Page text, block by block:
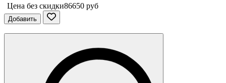
Цена без скидки86650 руб
Добавить